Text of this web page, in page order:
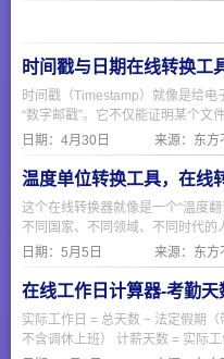
时间戳与日期在线转换工
时间戳（Timestamp）就像是给
“数字邮戳”。它不仅能证明某个文
从盖章那一刻起没有被修改过。时
间戳，时间戳的好处就是花小钱、
改、可维权”的终身保险。无论是
保企业电子合同的安全，它都是
日期： 4月30日
温度单位转换工具，在线
这个在线转换器就像是一个“温度
不同国家、不同领域、不同时代的
使用同一种语言进行无障碍的交流
日期： 5月5日
在线工作日计算器-考勤天
实际工作日 = 总天数 − 法定假期
不含调休上班） 计薪天数 = 实际